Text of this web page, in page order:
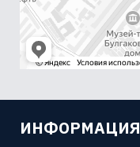
ИНФОРМАЦИЯ